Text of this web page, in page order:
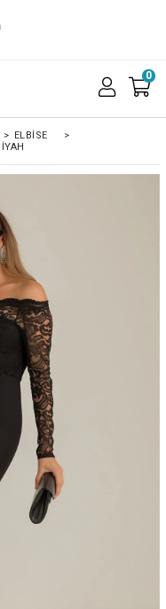
0
> ELBISE
>